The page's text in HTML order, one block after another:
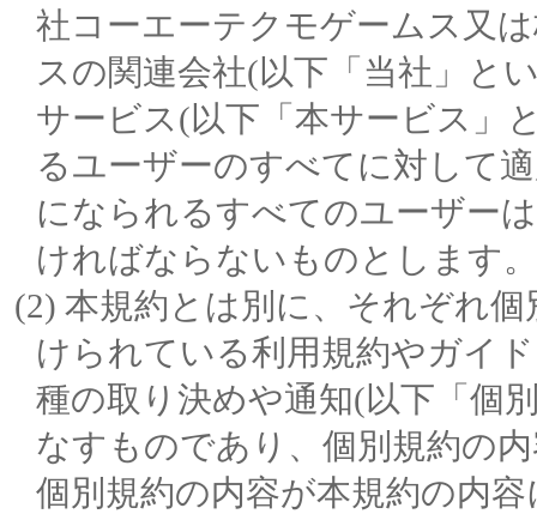
社コーエーテクモゲームス又
スの関連会社(以下「当社」と
サービス(以下「本サービス」
るユーザーのすべてに対して
になられるすべてのユーザー
ければならないものとします。
本規約とは別に、それぞれ
けられている利用規約やガイ
種の取り決めや通知(以下「個
なすものであり、個別規約の
個別規約の内容が本規約の内